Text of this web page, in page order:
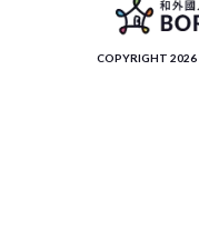
COPYRIGHT 2026